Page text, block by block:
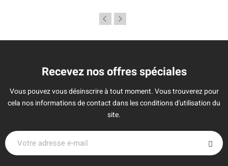
Recevez nos offres spéciales
Vous pouvez vous désinscrire à tout moment. Vous trouverez pour
cela nos informations de contact dans les conditions d'utilisation du
site.